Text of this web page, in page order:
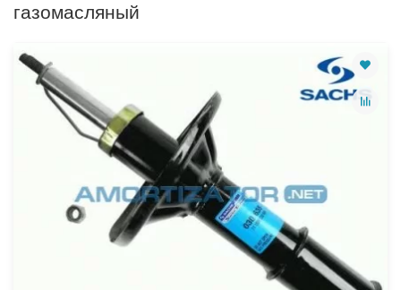
газомасляный